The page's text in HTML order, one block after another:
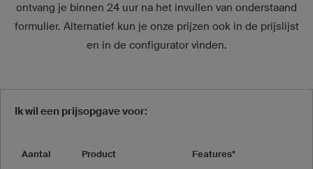
ontvang je binnen 24 uur na het invullen van onderstaand
formulier. Alternatief kun je onze prijzen ook in de prijslijst
en in de configurator vinden.
Ik wil een prijsopgave voor:
Aantal Product Features*